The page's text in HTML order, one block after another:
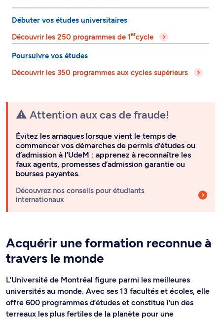
Débuter vos études universitaires
Découvrir les 250 programmes de 1ercycle
Poursuivre vos études
Découvrir les 350 programmes aux cycles supérieurs
⚠️ Attention aux cas de fraude!
Évitez les arnaques lorsque vient le temps de
commencer vos démarches de permis d’études ou
d’admission à l’UdeM : apprenez à reconnaître les
faux agents, promesses d’admission garantie ou
bourses payantes.
Découvrez nos conseils pour étudiants
internationaux
Acquérir une formation reconnue à
travers le monde
L’Université de Montréal figure parmi les meilleures
universités au monde. Avec ses 13 facultés et écoles, elle
offre 600 programmes d’études et constitue l’un des
terreaux les plus fertiles de la planète pour une